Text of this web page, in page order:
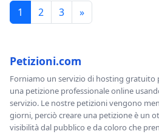
1 2 3 »
Petizioni.com
Forniamo un servizio di hosting gratuito
una petizione professionale online
servizio. Le nostre petizioni vengono
giorni, perciò creare una petizione è un
visibilità dal pubblico e da coloro che